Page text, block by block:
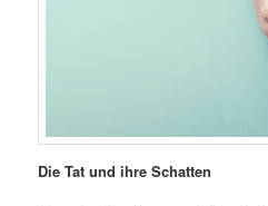
Die Tat und ihre Schatten